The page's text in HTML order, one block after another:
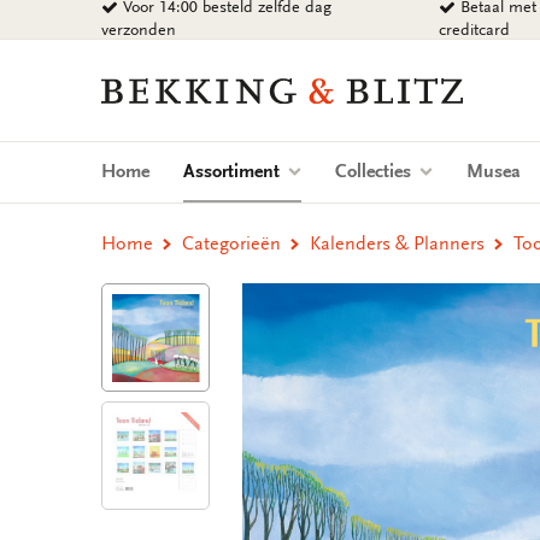
naar
Voor 14:00 besteld zelfde dag
verzonden
Betaal
creditcard
Bekking
Blitz
Uitgevers
Home Assortiment (current)Collecties Musea
Home Categorieën Kalenders & Planners